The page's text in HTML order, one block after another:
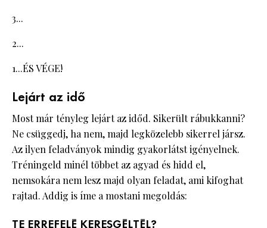
3...
2...
1...ÉS VÉGE!
Lejárt az idő
Most már tényleg lejárt az időd. Sikerült rábukkanni?
Ne csüggedj, ha nem, majd legközelebb sikerrel jársz.
Az ilyen feladványok mindig gyakorlátst igényelnek.
Tréningeld minél többet az agyad és hidd el,
nemsokára nem lesz majd olyan feladat, ami kifoghat
rajtad. Addig is íme a mostani megoldás:
TE ERREFELÉ KERESGÉLTÉL?